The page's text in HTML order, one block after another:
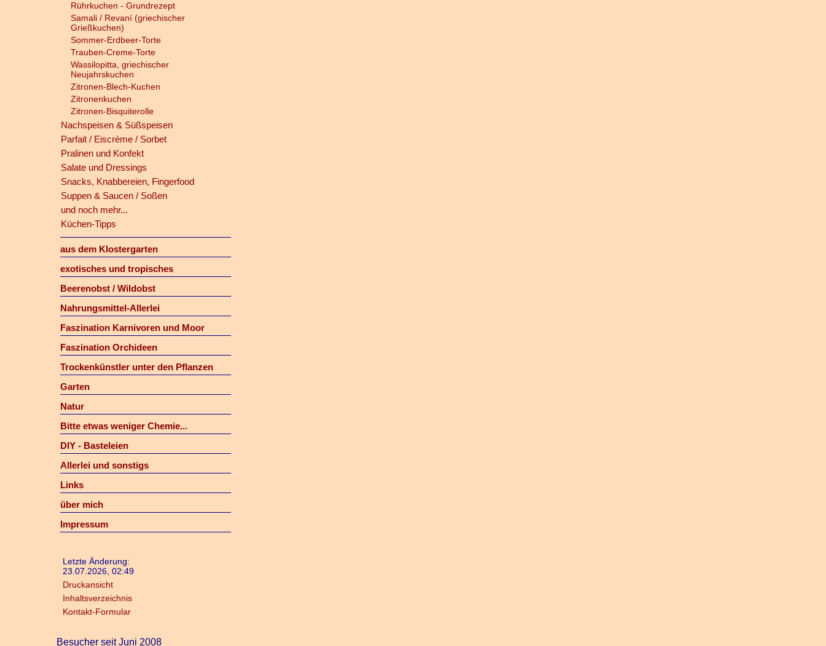
Rührkuchen - Grundrezept
Samali / Revaní (griechischer
Grießkuchen)
Sommer-Erdbeer-Torte
Trauben-Creme-Torte
Wassilopitta, griechischer
Neujahrskuchen
Zitronen-Blech-Kuchen
Zitronenkuchen
Zitronen-Bisquiterolle
Nachspeisen & Süßspeisen
Parfait / Eiscrème / Sorbet
Pralinen und Konfekt
Salate und Dressings
Snacks, Knabbereien, Fingerfood
Suppen & Saucen / Soßen
und noch mehr...
Küchen-Tipps
aus dem Klostergarten
exotisches und tropisches
Beerenobst / Wildobst
Nahrungsmittel-Allerlei
Faszination Karnivoren und Moor
Faszination Orchideen
Trockenkünstler unter den Pflanzen
Garten
Natur
Bitte etwas weniger Chemie...
DIY - Basteleien
Allerlei und sonstigs
Links
über mich
Impressum
Letzte Änderung:
23.07.2026, 02:49
Druckansicht
Inhaltsverzeichnis
Kontakt-Formular
Besucher seit Juni 2008